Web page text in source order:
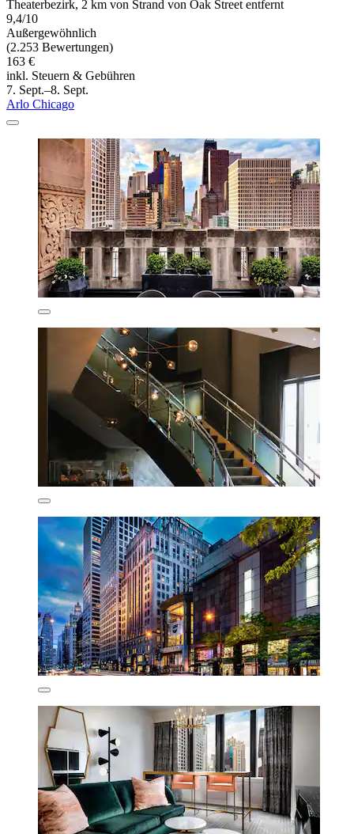
Theaterbezirk, 2 km von Strand von Oak Street entfernt
9,4/10
Außergewöhnlich
(2.253 Bewertungen)
163 €
inkl. Steuern & Gebühren
7. Sept.–8. Sept.
Arlo Chicago